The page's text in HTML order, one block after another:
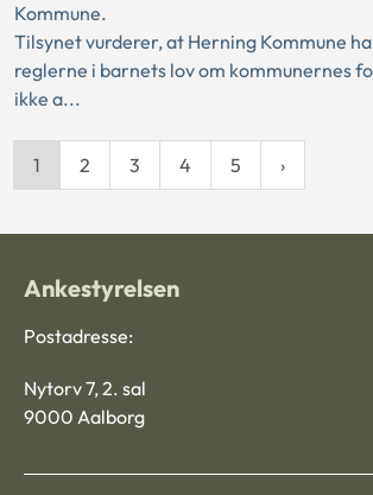
Kommune.
Tilsynet vurderer, at Herning Kommune
reglerne i barnets lov om kommunernes
ikke a...
1 2 3 4 5
Ankestyrelsen
Postadresse:
Nytorv 7, 2. sal
9000 Aalborg